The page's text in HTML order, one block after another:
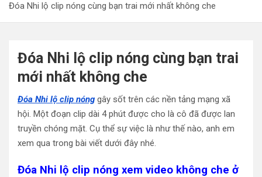
Đóa Nhi lộ clip nóng cùng bạn trai mới nhất không che
Đóa Nhi lộ clip nóng cùng bạn trai
mới nhất không che
Đóa Nhi lộ clip nóng gây sốt trên các nền tảng mạng xã
hội. Một đoạn clip dài 4 phút được cho là cô đã được lan
truyền chóng mặt. Cụ thể sự việc là như thế nào, anh em
xem qua trong bài viết dưới đây nhé.
Đóa Nhi lộ clip nóng xem video không che ở